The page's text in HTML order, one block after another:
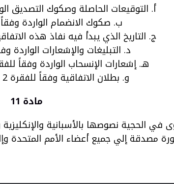
أ. التوقيعات الحاصلة وصكوك التصديق
ب. صكوك الانضمام الواردة
ج. التاريخ الذي يبدأ فيه نفاذ هذه
د. التبليغات والإشعارات الواردة
هـ. إشعارات الإنسحاب الواردة وفقاً للفقرة 1 من المادة
و. بطلان الاتفاقية وفقاً للفقرة 2 من المادة الثامنة.
مادة 11
في الحجية نصوصها بالأسبانية
إلي جميع أعضاء الأمم المتحدة وإلى الدول